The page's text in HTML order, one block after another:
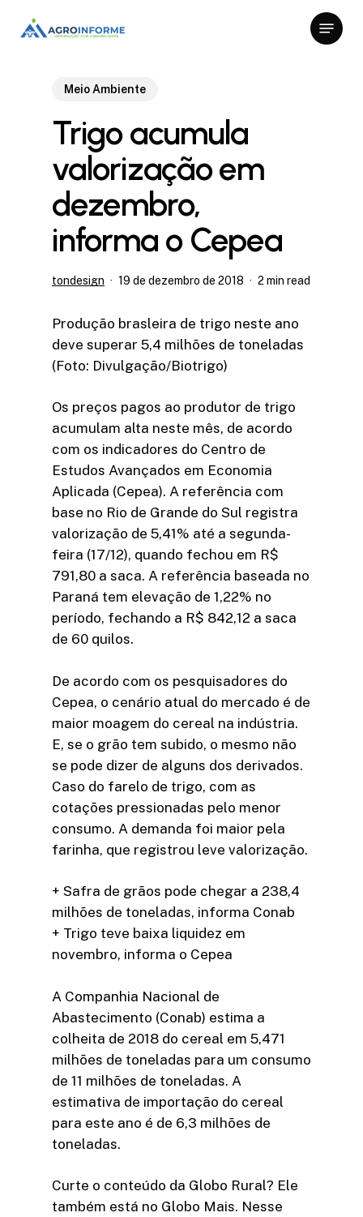
Menu
Meio Ambiente
Trigo acumula
valorização em
dezembro,
informa o Cepea
tondesign 19 de dezembro de 2018 2 min read
Produção brasleira de trigo neste ano
deve superar 5,4 milhões de toneladas
(Foto: Divulgação/Biotrigo)
Os preços pagos ao produtor de trigo
acumulam alta neste mês, de acordo
com os indicadores do Centro de
Estudos Avançados em Economia
Aplicada (Cepea). A referência com
base no Rio de Grande do Sul registra
valorização de 5,41% até a segunda-
feira (17/12), quando fechou em R$
791,80 a saca. A referência baseada no
Paraná tem elevação de 1,22% no
período, fechando a R$ 842,12 a saca
de 60 quilos.
De acordo com os pesquisadores do
Cepea, o cenário atual do mercado é de
maior moagem do cereal na indústria.
E, se o grão tem subido, o mesmo não
se pode dizer de alguns dos derivados.
Caso do farelo de trigo, com as
cotações pressionadas pelo menor
consumo. A demanda foi maior pela
farinha, que registrou leve valorização.
+ Safra de grãos pode chegar a 238,4
milhões de toneladas, informa Conab
+ Trigo teve baixa liquidez em
novembro, informa o Cepea
A Companhia Nacional de
Abastecimento (Conab) estima a
colheita de 2018 do cereal em 5,471
milhões de toneladas para um consumo
de 11 milhões de toneladas. A
estimativa de importação do cereal
para este ano é de 6,3 milhões de
toneladas.
Curte o conteúdo da Globo Rural? Ele
também está no Globo Mais. Nesse